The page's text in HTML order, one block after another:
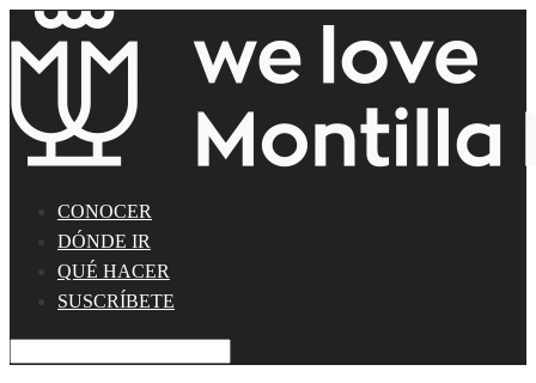
CONOCER
DÓNDE IR
QUÉ HACER
SUSCRÍBETE